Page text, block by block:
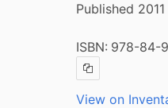
Published 2011
ISBN: 978-84-
Copy ISBN
View on